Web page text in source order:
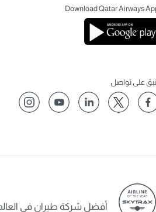
Download Qatar Airways
على تواصل
أفضل شركة طيران في